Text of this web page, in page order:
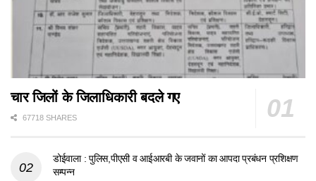
चार जिलों के जिलाधिकारी बदले गए
67718 SHARES
डोईवाला : पुलिस,पीएसी व आईआरबी के जवानों का आपदा प्रबंधन प्रशिक्षण
सम्पन्न